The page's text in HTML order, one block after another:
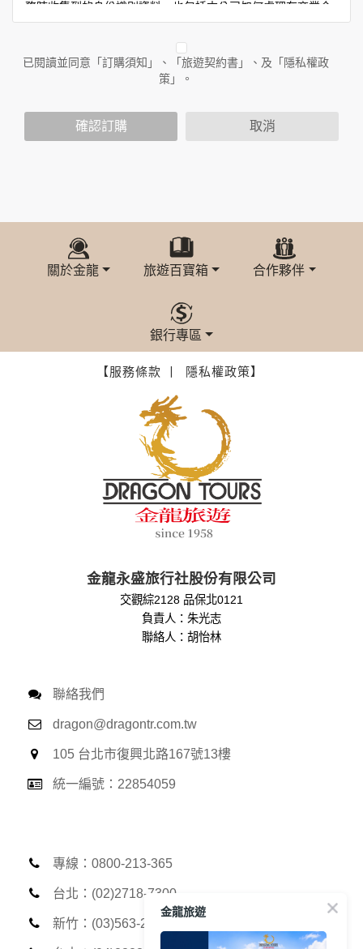
務時收集到的身份識別資料，也包括本公司如何處理在商業合
作與本公司合作時分享的任何身份識別資料。隱私權保護政策
人員。例如您透過本公司旗下網站上的廣告廠商連結，這些置
放連結的廠商也可能蒐集您個人的資料。對於您主動提供的個
人資訊，這些廣告廠商或連結網站有其個別的隱私權保護政
您個人在本網站上的聊天室或討論區中任意公開個人資料的行
個人的資料，其範圍如下：
本網站在您使用服務信箱、問卷調查等互動性功能時，會保留
您所提供的姓名、電子郵件地址、聯絡方式及使用時間等。
於一般瀏覽時，伺服器會自行記錄相關行徑，包括您使用連線
錄等，做為我們增進網站服務的參考依據，此記錄為內部應
為提供精確的服務，我們會將收集的問卷調查內容進行統計與
分析，分析結果之統計數據或說明文字呈現，除供內部研究
外，我們會視需要公佈統計數據及說明文字，但不涉及特定個
除非取得您的同意或其他法令之特別規定，本網站絕不會將您
的個人資料揭露予第三人或使用於蒐集目的以外之其他用途。
在您於本網站註冊帳號、使用本網站相關產品、服務、活動或
贈獎時，本網站會收集您的個人識別資料，本網站也可以從商
當客戶在本網站註冊時，我們會取得您的姓名、電話、住址、
身份證字號、電子郵件、出生日期、性別、行業等相關資料，
當您註冊成功，並登入使用我們的服務後，我們即取得您的資
料。註冊時，本網站取得您的姓名、電話、住址、身份證字
其他除了上述，會保留您在上網瀏覽或查詢時，伺服器自行產
生的相關記錄，包括您使用連線設備的 IP 位址、使用時間、使
用的瀏覽器、瀏覽及點選資料紀錄等。本網站會對個別連線者
的瀏覽器予以標示，歸納使用者瀏覽器在本網站內部所瀏覽的
網頁，除非您願意告知您的個人資料，否則本網站不會也無法
提供的個人資訊，這些廣告廠商、或連結網站有其個別的私權
公司不負任何連帶責任。
或電子郵件給您。本公司除了在該資料或電子郵件上註明是由
收這些資料或電子郵件的方法及說明。
在以下情況下， 本公司會向其他人士或公司提供您的個人識別
資料：
1.遵守法令或政府機關的要求；或我們發覺您在網站上的行為
違反本公司旗下網站的會員條款或產品、服務的特定使用指
南。
2.為了保護使用者個人隱私，我們無法為您查詢其他使用者的
已閱讀並同意「訂購須知」、「旅遊契約書」、及「隱私權政
策」。
確認訂購 取消
關於金龍 旅遊百寶箱 合作夥伴
銀行專區
金龍永盛旅行社股份有限公司
交觀綜2128 品保北0121
負責人：朱光志
聯絡人：胡怡林
聯絡我們
dragon@dragontr.com.tw
105 台北市復興北路167號13樓
統一編號：22854059
專線：0800-213-365
台北：(02)2718-7300
新竹：(03)563-2013
【服務條款 丨 隱私權政策】
金龍旅遊